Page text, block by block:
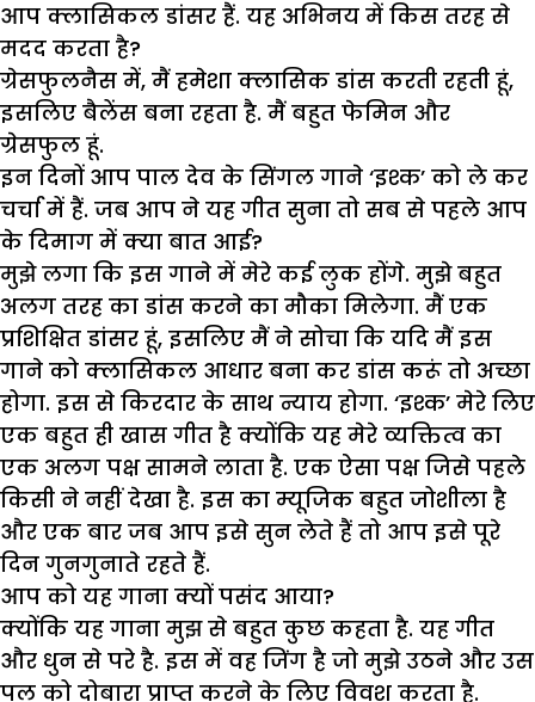
आप क्लासिकल डांसर हैं. यह अभिनय में किस तरह से
मदद करता है?
ग्रेसफुलनैस में, मैं हमेशा क्लासिक डांस करती रहती हूं,
इसलिए बैलेंस बना रहता है. मैं बहुत फेमिन और
ग्रेसफुल हूं.
इन दिनों आप पाल देव के सिंगल गाने ‘इश्क’ को ले कर
चर्चा में हैं. जब आप ने यह गीत सुना तो सब से पहले आप
के दिमाग में क्या बात आई?
मुझे लगा कि इस गाने में मेरे कई लुक होंगे. मुझे बहुत
अलग तरह का डांस करने का मौका मिलेगा. मैं एक
प्रशिक्षित डांसर हूं, इसलिए मैं ने सोचा कि यदि मैं इस
गाने को क्लासिकल आधार बना कर डांस करूं तो अच्छा
होगा. इस से किरदार के साथ न्याय होगा. ‘इश्क’ मेरे लिए
एक बहुत ही खास गीत है क्योंकि यह मेरे व्यक्तित्व का
एक अलग पक्ष सामने लाता है. एक ऐसा पक्ष जिसे पहले
किसी ने नहीं देखा है. इस का म्यूजिक बहुत जोशीला है
और एक बार जब आप इसे सुन लेते हैं तो आप इसे पूरे
दिन गुनगुनाते रहते हैं.
आप को यह गाना क्यों पसंद आया?
क्योंकि यह गाना मुझ से बहुत कुछ कहता है. यह गीत
और धुन से परे है. इस में वह जिंग है जो मुझे उठने और उस
पल को दोबारा प्राप्त करने के लिए विवश करता है.